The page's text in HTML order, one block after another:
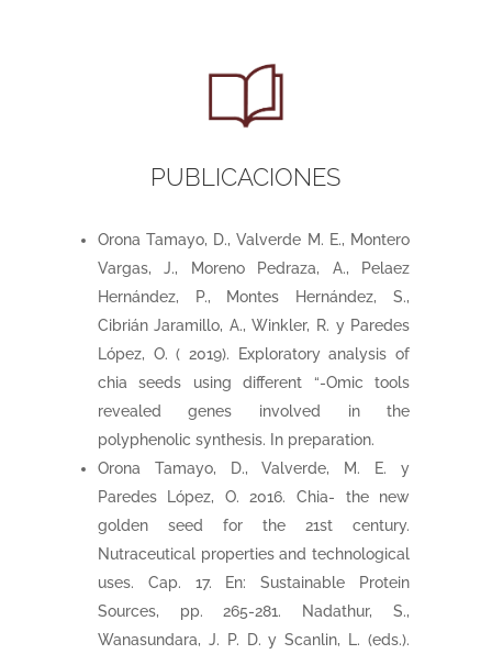
PUBLICACIONES
Orona Tamayo, D., Valverde M. E., Montero
Vargas, J., Moreno Pedraza, A., Pelaez
Hernández, P., Montes Hernández, S.,
Cibrián Jaramillo, A., Winkler, R. y Paredes
López, O. ( 2019). Exploratory analysis of
chia seeds using different “-Omic tools
revealed genes involved in the
polyphenolic synthesis. In preparation.
Orona Tamayo, D., Valverde, M. E. y
Paredes López, O. 2016. Chia- the new
golden seed for the 21st century.
Nutraceutical properties and technological
uses. Cap. 17. En: Sustainable Protein
Sources, pp. 265-281. Nadathur, S.,
Wanasundara, J. P. D. y Scanlin, L. (eds.).